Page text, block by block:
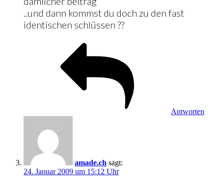
..und dann kommst du doch zu den fast
identischen schlüssen ??
Antworten
amade.ch sagt:
24. Januar 2009 um 15:12 Uhr